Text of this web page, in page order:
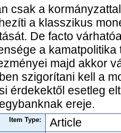
csak a
a klasszikus
De facto
a
majd akkor
szigorítani kell a
érdekektől esetleg
ereje.
Item Type: Article